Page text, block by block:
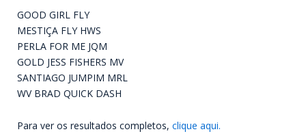
GOOD GIRL FLY
MESTIÇA FLY HWS
PERLA FOR ME JQM
GOLD JESS FISHERS MV
SANTIAGO JUMPIM MRL
WV BRAD QUICK DASH
Para ver os resultados completos, clique aqui.